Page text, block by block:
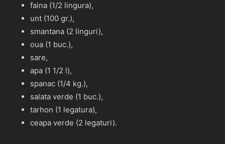
faina (1/2 lingura),
unt (100 gr.),
smantana (2 linguri),
oua (1 buc.),
sare,
apa (1 1/2 l),
spanac (1/4 kg.),
salata verde (1 buc.),
tarhon (1 legatura),
ceapa verde (2 legaturi).